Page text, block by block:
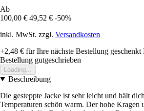
Ab
100,00 € 49,52 € -50%
inkl. MwSt. zzgl. Versandkosten
+2,48 € für Ihre nächste Bestellung geschenkt
Bestellung gutgeschrieben
Loading...
Beschreibung
Die gesteppte Jacke ist sehr leicht und hält
Temperaturen schön warm. Der hohe Kragen